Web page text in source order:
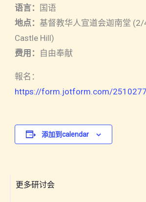
语言： 国语
地点： 基督教华人宣道会迦南堂 (2/
Castle Hill)
费用： 自由奉献
報名：
https://form.jotform.com/
添加到calendar
更多研讨会